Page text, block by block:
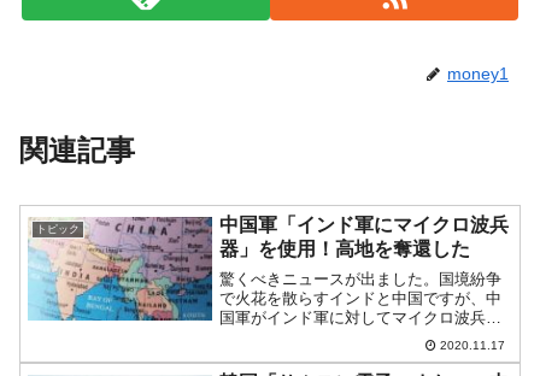
money1
関連記事
トピック
中国軍「インド軍にマイクロ波兵
器」を使用！高地を奪還した
驚くべきニュースが出ました。国境紛争
で火花を散らすインドと中国ですが、中
国軍がインド軍に対してマイクロ波兵器
を使用したというのです。国際関係学院
副院長の金燦榮が2020年11月11日、微博
2020.11.17